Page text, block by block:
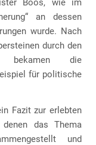
Boos, wie im
an dessen
wurde. Nach
durch den
bekamen die
für politische
Fazit zur erlebten
das Thema
und